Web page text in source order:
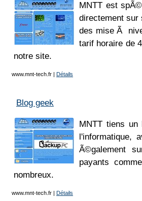
MNTT est
directement sur
des mise Ã
tarif horaire de
notre site.
www.mnt-tech.fr | Détails
Blog geek
MNTT tiens
l'informatique,
Ã©galement
payants
nombreux.
www.mnt-tech.fr | Détails